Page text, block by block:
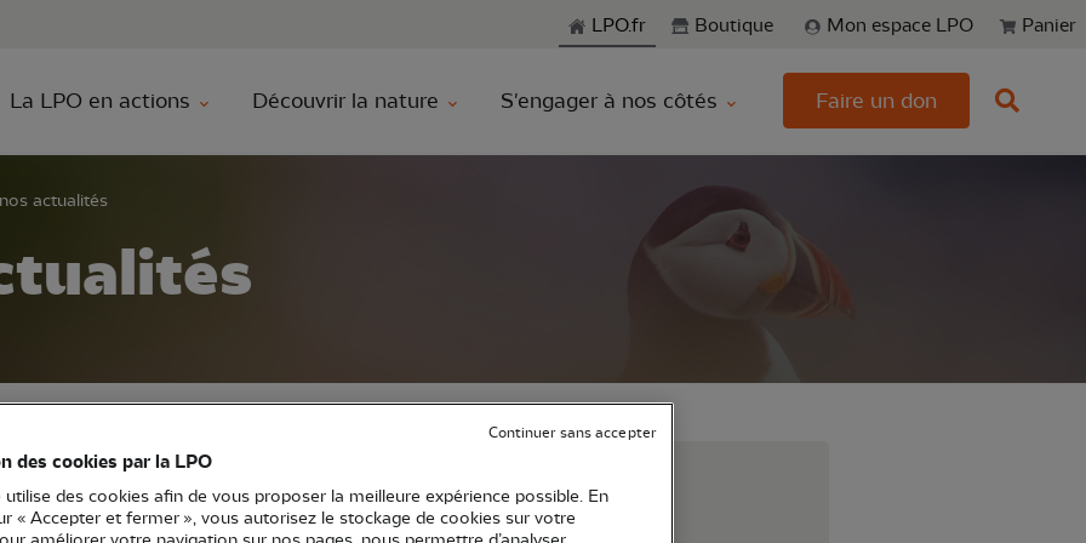
Aller à la rechercheLPO.fr Boutique Mon espace LPO Panier
La LPO en actions Découvrir la nature S'engager à nos côtés Faire un don
actualités
la liste des actus de la LPO, pensez à filtrer !!
des cookies par la LPO
des cookies afin de vous proposer la meilleure expérience possible. En
« Accepter et fermer », vous autorisez le stockage de cookies sur votre
améliorer votre navigation sur nos pages, nous permettre d’analyser
Continuer sans accepter